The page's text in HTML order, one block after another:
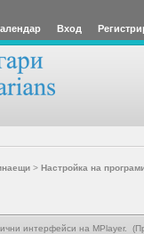
Вход
> Настройка на
интерфейси на MPlayer.